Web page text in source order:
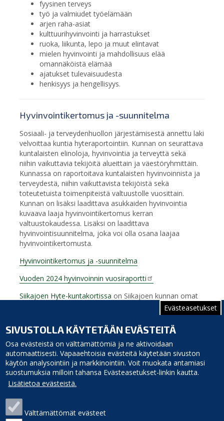
Evästeasetukset
SIVUSTOLLA KÄYTETÄÄN EVÄSTEITÄ
Osa evästeistä on välttämättömiä ja ne aktivoidaan
automaattisesti. Vapaaehtoisia evästeitä käytetään sivuston
käytön analysointiin ja markkinointiin. Voit muokata antamiasi
suostumuksia milloin tahansa Evästeasetukset-linkin kautta.
Lisätietoa evästeistä.
Välttämättömät evästeet
fyysinen terveys
työ ja valmiudet työelämään
arjen raha-asiat
kulttuurihyvinvointi ja harrastukset
ruoka, liikunta, lepo ja muut elintavat
mielen hyvinvointi ja mahdollisuus elää
omannäköistä elämää
ajatukset tulevaisuudesta
henkisyys ja hengellisyys.
Hyvinvointikertomus ja -suunnitelma
Sosiaali- ja terveydenhuollon järjestämisestä annettu laki
velvoittaa kuntia hyteraportointiin. Kunnan on seurattava
kuntalaisten elinoloja, hyvinvointia ja terveyttä sekä
niihin vaikuttavia tekijöitä alueittain ja väestöryhmittäin.
Kunnassa on raportoitava kuntalaisten hyvinvoinnista ja
terveydestä, niihin vaikuttavista tekijöistä sekä
toteutetuista toimenpiteistä valtuustolle vuosittain.
Kunnan on lisäksi laadittava asukkaiden hyvinvointia
kuvaava laaja hyvinvointikertomus kerran
valtuustokaudessa. Lisäksi on laadittava
hyvinvointisuunnitelma, joka voi olla osana laajaa
hyvinvointikertomusta.
Hyvinvointikertomus ja -suunnitelma
Vuoden 2024 hyvinvoinnin vuosiraportti
Siikajoen Hyte-kuntakortissa on Siikajoen kunnan omat
hyvinvointitavoitteet sekä strategiset kärjet ja
Hyvinvoinnin kuntakortti 2025